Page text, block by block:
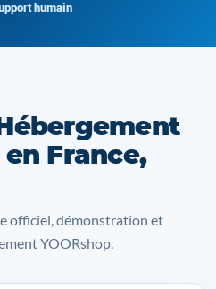
humain
France,
officiel, démonstration et
YOORshop.